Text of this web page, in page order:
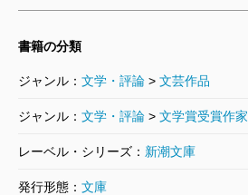
書籍の分類
ジャンル： 文学・評論 > 文芸作品
ジャンル： 文学・評論 > 文学賞受賞作家
レーベル・シリーズ： 新潮文庫
発行形態： 文庫